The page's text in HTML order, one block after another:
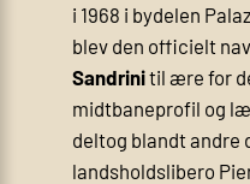
i 1968 i bydelen
blev den officielt
Sandrinitil ære for
midtbaneprofil og
deltog blandt andre
landsholdslibero